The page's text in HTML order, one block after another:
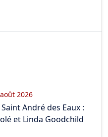
2026
André des Eaux :
et Linda Goodchild